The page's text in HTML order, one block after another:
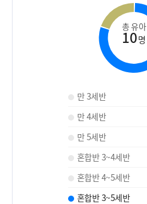
총 유아
10명
만 3세반
만 4세반
만 5세반
혼합반 3~4세반
혼합반 4~5세반
혼합반 3~5세반